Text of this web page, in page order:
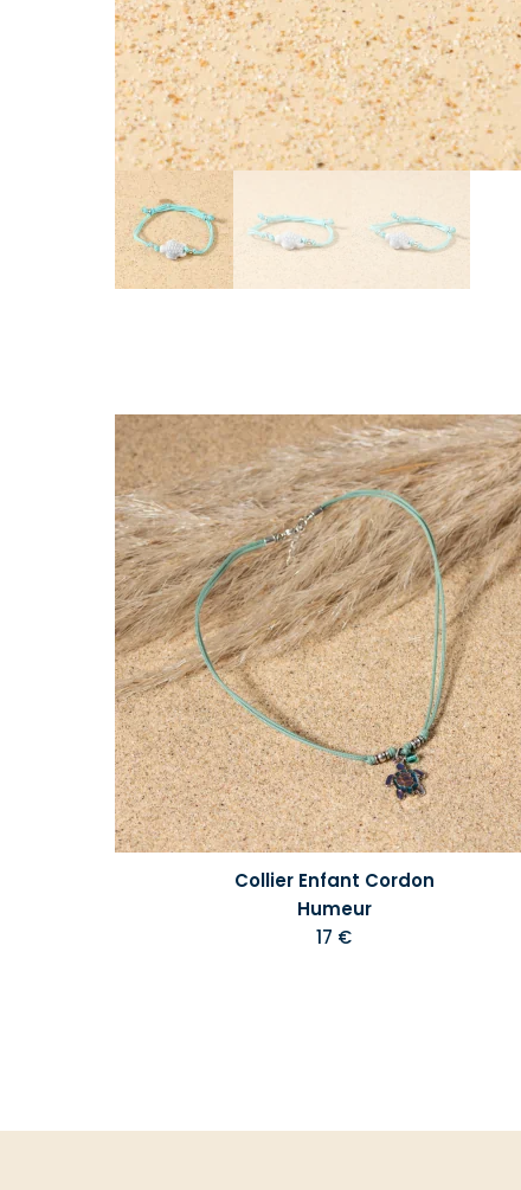
Collier Enfant Cordon
Humeur
17 €